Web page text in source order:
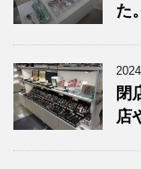
た。
閉
店